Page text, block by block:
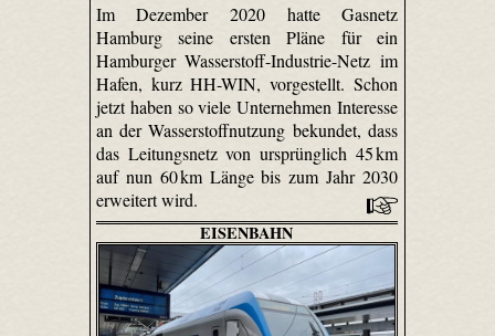
Im Dezember 2020 hatte Gasnetz
Hamburg seine ersten Pläne für ein
Hamburger Wasserstoff-Industrie-Netz im
Hafen, kurz HH-WIN, vorgestellt. Schon
jetzt haben so viele Unternehmen Interesse
an der Wasserstoffnutzung bekundet, dass
das Leitungsnetz von ursprünglich 45 km
auf nun 60 km Länge bis zum Jahr 2030
erweitert wird.
EISENBAHN